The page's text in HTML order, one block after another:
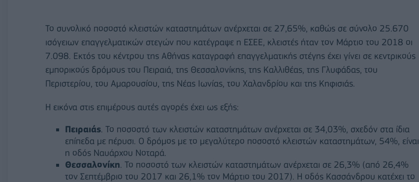
Το συνολικό ποσοστό κλειστών καταστημάτων ανέρχεται σε 27,65%, καθώς σε σύνολο 25.670
ισόγειων επαγγελματικών στεγών που κατέγραψε η ΕΣΕΕ, κλειστές ήταν τον Μάρτιο του 2018 οι
7.098. Εκτός του κέντρου της Αθήνας καταγραφή επαγγελματικής στέγης έχει γίνει σε κεντρικούς
εμπορικούς δρόμους του Πειραιά, της Θεσσαλονίκης, της Καλλιθέας, της Γλυφάδας, του
Περιστερίου, του Αμαρουσίου, της Νέας Ιωνίας, του Χαλανδρίου και της Κηφισιάς.
Η εικόνα στις επιμέρους αυτές αγορές έχει ως εξής:
Πειραιάς. Το ποσοστό των κλειστών καταστημάτων ανέρχεται σε 34,03%, σχεδόν στα ίδια
επίπεδα με πέρυσι. Ο δρόμος με το μεγαλύτερο ποσοστό κλειστών καταστημάτων, 54%, είναι
η οδός Ναυάρχου Νοταρά.
Θεσσαλονίκη. Το ποσοστό των κλειστών καταστημάτων ανέρχεται σε 26,3% (από 26,4%
τον Σεπτέμβριο του 2017 και 26,1% τον Μάρτιο του 2017). Η οδός Κασσάνδρου κατέχει το